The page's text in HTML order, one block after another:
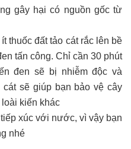
gây hại có nguồn gốc từ
thuốc đất tảo cát rắc lên bề
tấn công. Chỉ cần 30 phút
đen sẽ bị nhiễm độc và
sẽ giúp bạn bảo vệ cây
kiến khác
xúc với nước, vì vậy bạn
nhé